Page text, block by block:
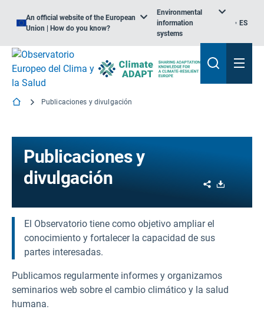
An official website of the European
Union | How do you know?
Environmental
information
systems
ES
Publicaciones y divulgación
Publicaciones y
divulgación
Share
El Observatorio tiene como objetivo ampliar el
conocimiento y fortalecer la capacidad de sus
partes interesadas.
Publicamos regularmente informes y organizamos
seminarios web sobre el cambio climático y la salud
humana.